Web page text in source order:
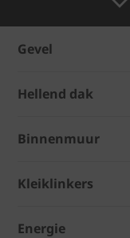
Gevel
Hellend dak
Binnenmuur
Kleiklinkers
Energie